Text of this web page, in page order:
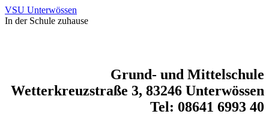
VSU Unterwössen
In der Schule zuhause
Grund- und Mittelschule
Wetterkreuzstraße 3, 83246 Unterwössen
Tel: 08641 6993 40